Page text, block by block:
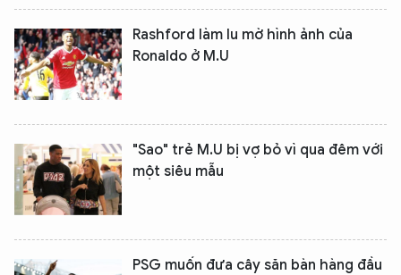
Rashford làm lu mờ hình ảnh của
Ronaldo ở M.U
"Sao" trẻ M.U bị vợ bỏ vì qua đêm với
một siêu mẫu
PSG muốn đưa cây săn bàn hàng đầu